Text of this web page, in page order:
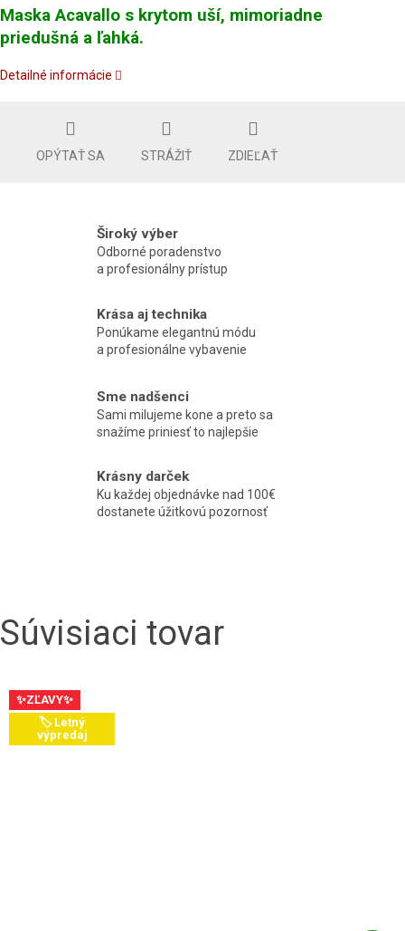
Maska ​​Acavallo s krytom uší, mimoriadne
priedušná a ľahká.
Detailné informácie
OPÝTAŤ SA STRÁŽIŤ ZDIEĽAŤ
Široký výber
Odborné poradenstvo
a profesionálny prístup
Krása aj technika
Ponúkame elegantnú módu
a profesionálne vybavenie
Sme nadšenci
Sami milujeme kone a preto sa
snažíme priniesť to najlepšie
Krásny darček
Ku každej objednávke nad 100€
dostanete úžitkovú pozornosť
Súvisiaci tovar
✨ZĽAVY✨
🏷️ Letný
výpredaj